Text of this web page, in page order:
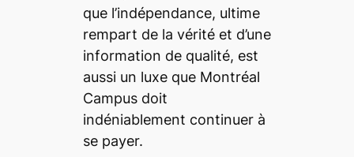
que l’indépendance, ultime
rempart de la vérité et d’une
information de qualité, est
aussi un luxe que Montréal
Campusdoit
indéniablement continuer à
se payer.